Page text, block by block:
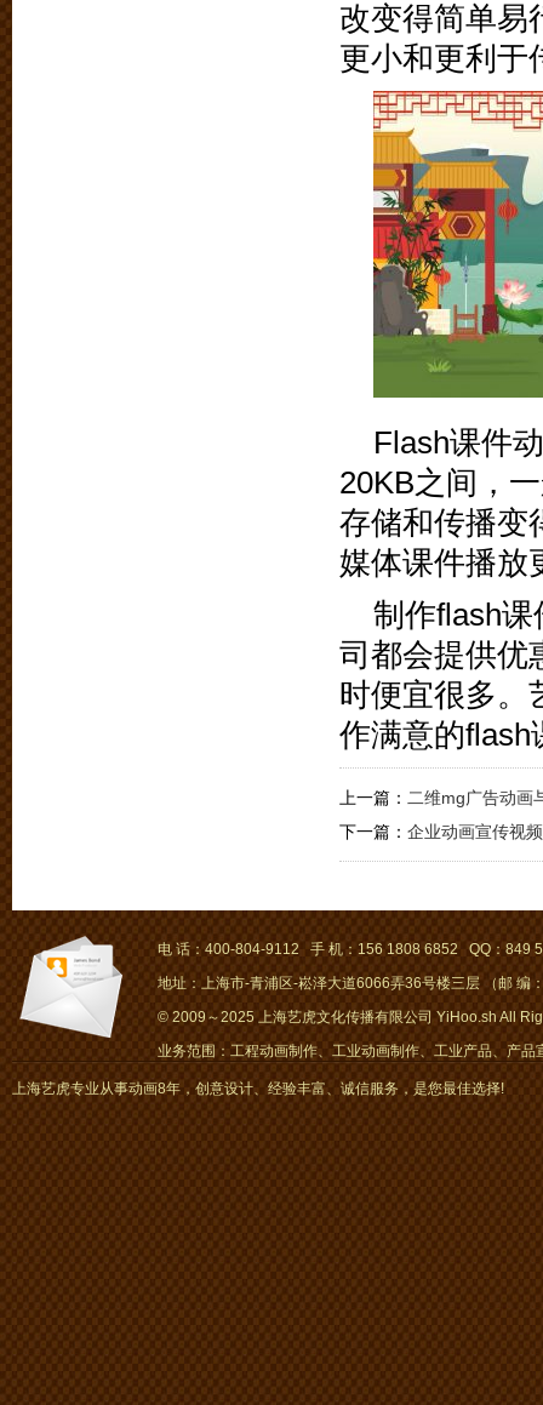
改变得简单易
更小和更利于
Flash课件
20KB之间，
存储和传播变
媒体课件播放
制作flash
司都会提供优
时便宜很多。
作满意的flash
上一篇： 二维mg广告动画
下一篇： 企业动画宣传视
电 话：400-804-9112 手 机：156 1808 6852 QQ：849
地址：上海市-青浦区-崧泽大道6066弄36号楼三层 （邮 编
© 2009～2025 上海艺虎文化传播有限公司 YiHoo.sh All
业务范围：工程动画制作、工业动画制作、工业产品、产
画、mg动画
上海艺虎专业从事动画8年，创意设计、经验丰富、诚信服务，是您最佳选择!